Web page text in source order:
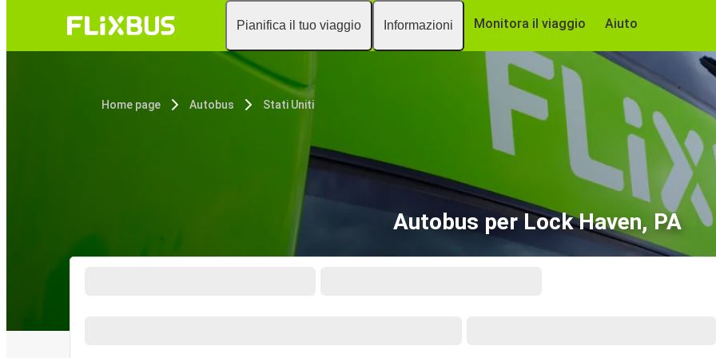
Pianifica il tuo viaggio Informazioni Monitora il viaggio Aiuto
Home page Autobus Stati Uniti
Autobus per Lock Haven, PA